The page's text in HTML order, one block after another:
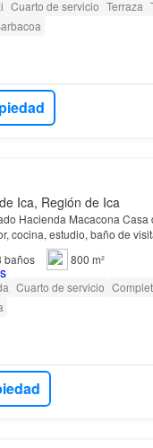
Cuarto de servicio Terraza
Ica, Región de Ica
Hacienda Macacona Casa
cocina, estudio, baño de
para closet…
baños
800 m²
Cuarto de servicio